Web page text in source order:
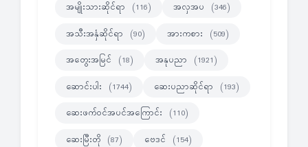
အမျိုးသားဆိုင်ရာ (116) အလှအပ (346)
အသီးအနှံဆိုင်ရာ (90) အားကစား (509)
အတွေးအမြင် (18) အနုပညာ (1921)
ဆောင်းပါး (1744) ဆေးပညာဆိုင်ရာ (193)
ဆေးဖက်ဝင်အပင်အကြောင်း (110)
ဆေးမြီးတို (87) ဗေဒင် (154)